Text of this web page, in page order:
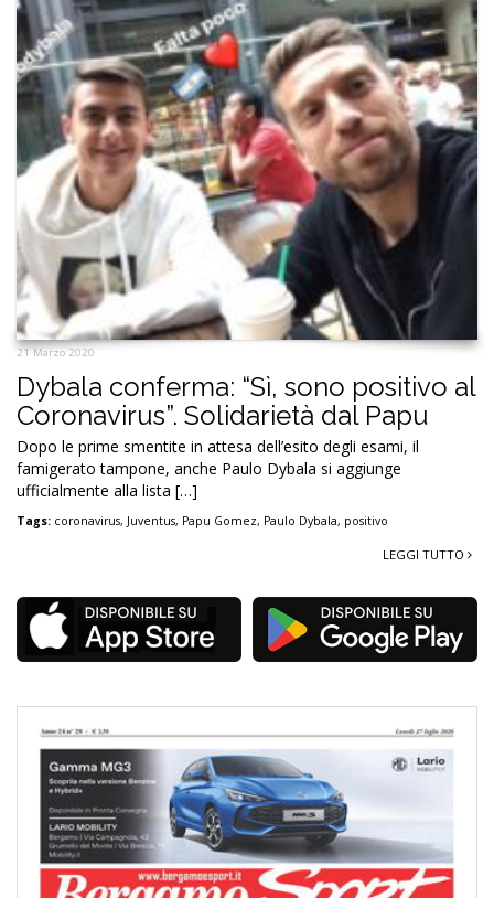
21 Marzo 2020
Dybala conferma: “Sì, sono positivo al
Coronavirus”. Solidarietà dal Papu
Dopo le prime smentite in attesa dell’esito degli esami, il
famigerato tampone, anche Paulo Dybala si aggiunge
ufficialmente alla lista […]
Tags: coronavirus, Juventus, Papu Gomez, Paulo Dybala, positivo
LEGGI TUTTO